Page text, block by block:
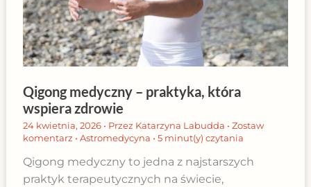
Qigong medyczny – praktyka, która
wspiera zdrowie
24 kwietnia, 2026 • Przez Katarzyna Labudda • Zostaw
komentarz • Astromedycyna • 5 minut(y) czytania
Qigong medyczny to jedna z najstarszych
praktyk terapeutycznych na świecie,